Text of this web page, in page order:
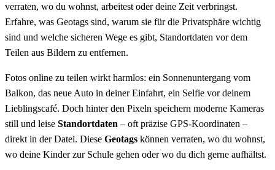
verraten, wo du wohnst, arbeitest oder deine Zeit verbringst.
Erfahre, was Geotags sind, warum sie für die Privatsphäre wichtig
sind und welche sicheren Wege es gibt, Standortdaten vor dem
Teilen aus Bildern zu entfernen.
Fotos online zu teilen wirkt harmlos: ein Sonnenuntergang vom
Balkon, das neue Auto in deiner Einfahrt, ein Selfie vor deinem
Lieblingscafé. Doch hinter den Pixeln speichern moderne Kameras
still und leise Standortdaten – oft präzise GPS-Koordinaten –
direkt in der Datei. Diese Geotags können verraten, wo du wohnst,
wo deine Kinder zur Schule gehen oder wo du dich gerne aufhältst.